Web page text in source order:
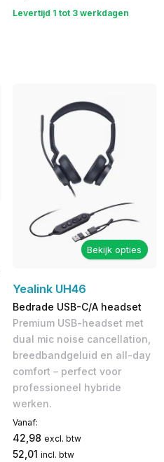
Levertijd 1 tot 3 werkdagen
Bekijk opties
Yealink UH46
Bedrade USB-C/A headset
Premium USB-headset met
dual mic noise cancellation,
breedbandgeluid en all-day
comfort – perfect voor
professioneel hybride
werken.
Vanaf:
42,98 excl. btw
52,01 incl. btw